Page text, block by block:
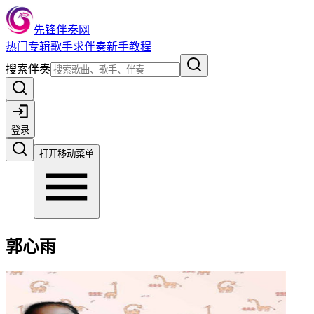
先锋伴奏网
热门 专辑歌手求伴奏新手教程
搜索伴奏
登录
打开移动菜单
郭心雨